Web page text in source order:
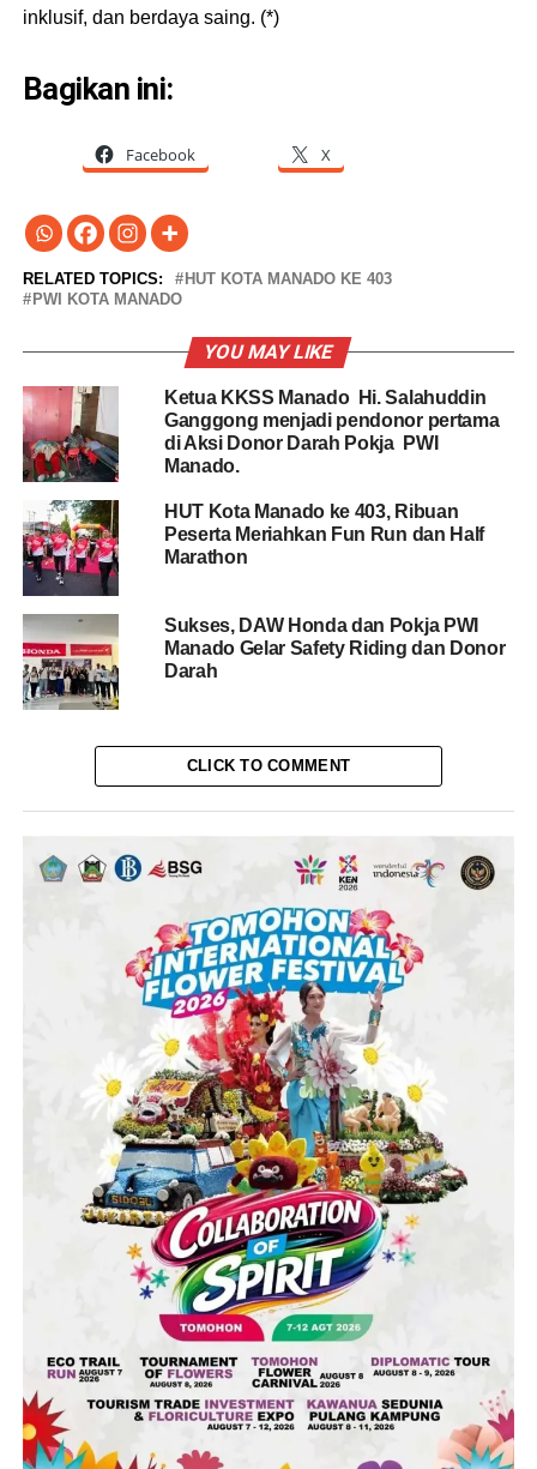
inklusif, dan berdaya saing. (*)
Bagikan ini:
Facebook X
RELATED TOPICS:
HUT KOTA MANADO KE 403
PWI KOTA MANADO
YOU MAY LIKE
Ketua KKSS Manado Hi. Salahuddin
Ganggong menjadi pendonor pertama
di Aksi Donor Darah Pokja PWI
Manado.
HUT Kota Manado ke 403, Ribuan
Peserta Meriahkan Fun Run dan Half
Marathon
Sukses, DAW Honda dan Pokja PWI
Manado Gelar Safety Riding dan Donor
Darah
CLICK TO COMMENT